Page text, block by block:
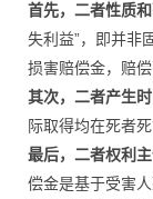
首先，二者性质和
失利益”，即并非
损害赔偿金，赔
其次，二者产生时
际取得均在死者
最后，二者权利主
偿金是基于受害